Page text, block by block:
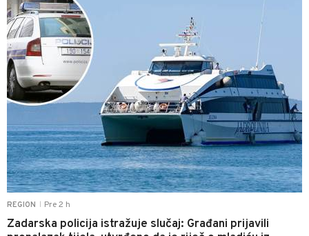
REGION Pre 2 h
Zadarska policija istražuje slučaj: Građani prijavili